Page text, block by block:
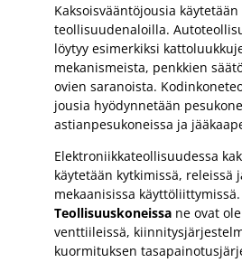
Kaksoisvääntöjousia
teollisuudenaloilla.
löytyy esimerkiksi
mekanismeista, penkkien
ovien saranoista.
jousia hyödynnetään
astianpesukoneissa ja
Elektroniikkateollisuudessa
käytetään kytkimissä, releissä
mekaanisissa käyttöliittymissä.
Teollisuuskoneissa ne ovat
venttiileissä,
kuormituksen